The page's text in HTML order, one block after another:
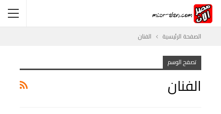
الصفحة الرئيسية الفنان
تصفح الوسم
الفنان